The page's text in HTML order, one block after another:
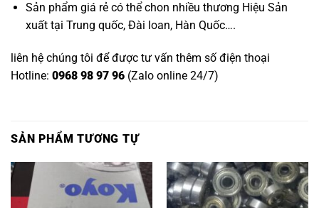
Sản phẩm giá rẻ có thể chon nhiều thương Hiệu Sản
xuất tại Trung quốc, Đài loan, Hàn Quốc….
liên hệ chúng tôi để được tư vấn thêm số điện thoại
Hotline: 0968 98 97 96 (Zalo online 24/7)
SẢN PHẨM TƯƠNG TỰ